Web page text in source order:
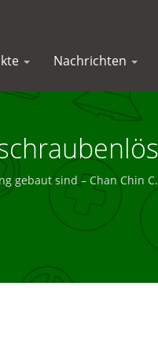
Nachrichten
Chin C.
gebaut sind – Chan Chin C.